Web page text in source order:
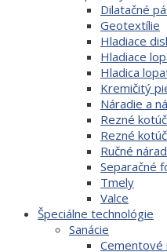
Dilatačné
Geotextílie
Hladiace
Hladiace
Hladica
Kremičitý
Náradie a
Rezné
Rezné
Ručné
Separačné
Tmely
Valce
Špeciálne technológie
Sanácie